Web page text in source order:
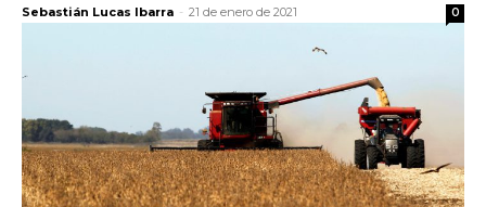
Sebastián Lucas Ibarra - 21 de enero de 2021 0